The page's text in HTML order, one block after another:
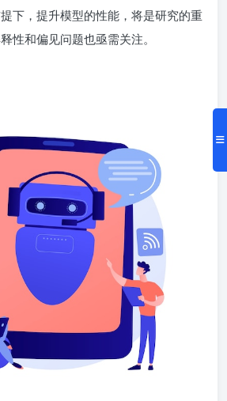
下，提升模型的性能，将是研究的重
性和偏见问题也亟需关注。